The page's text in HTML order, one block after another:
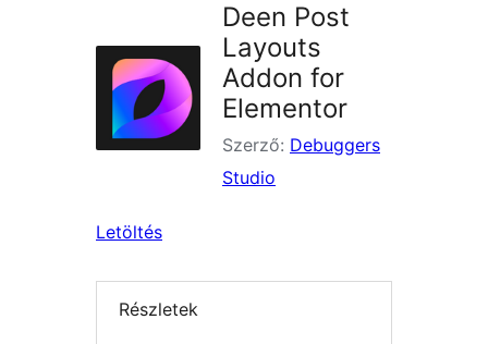
Deen Post
Layouts
Addon for
Elementor
Szerző: Debuggers
Studio
Letöltés
Részletek